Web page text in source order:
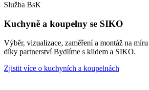
Služba BsK
Kuchyně a koupelny se SIKO
Výběr, vizualizace, zaměření a montáž na
díky partnerství Bydlíme s klidem a SIKO.
Zjistit více o kuchyních a koupelnách